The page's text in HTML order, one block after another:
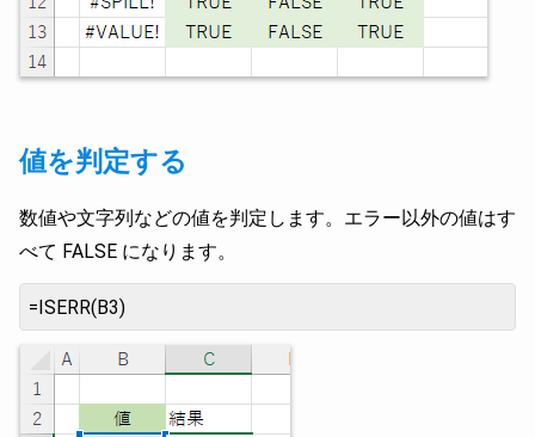
値を判定する
数値や文字列などの値を判定します。エラー以外の値はす
べて FALSE になります。
=ISERR(B3)